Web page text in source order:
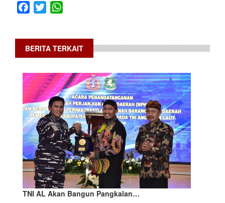
Facebook
Twitter
BERITA TERKAIT
TNI AL Akan Bangun Pangkalan…